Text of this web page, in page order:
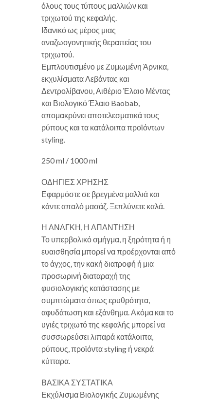
όλους τους τύπους μαλλιών και
τριχωτού της κεφαλής.
Ιδανικό ως μέρος μιας
αναζωογονητικής θεραπείας του
τριχωτού.
Εμπλουτισμένο με Ζυμωμένη Άρνικα,
εκχυλίσματα Λεβάντας και
Δεντρολίβανου, Αιθέριο Έλαιο Μέντας
και Βιολογικό Έλαιο Baobab,
απομακρύνει αποτελεσματικά τους
ρύπους και τα κατάλοιπα προϊόντων
styling.
250 ml / 1000 ml
ΟΔΗΓΙΕΣ ΧΡΗΣΗΣ
Εφαρμόστε σε βρεγμένα μαλλιά και
κάντε απαλό μασάζ. Ξεπλύνετε καλά.
Η ΑΝΑΓΚΗ, Η ΑΠΑΝΤΗΣΗ
Το υπερβολικό σμήγμα, η ξηρότητα ή η
ευαισθησία μπορεί να προέρχονται από
το άγχος, την κακή διατροφή ή μια
προσωρινή διαταραχή της
φυσιολογικής κατάστασης με
συμπτώματα όπως ερυθρότητα,
αφυδάτωση και εξάνθημα. Ακόμα και το
υγιές τριχωτό της κεφαλής μπορεί να
συσσωρεύσει λιπαρά κατάλοιπα,
ρύπους, προϊόντα styling ή νεκρά
κύτταρα.
ΒΑΣΙΚΑ ΣΥΣΤΑΤΙΚΑ
Εκχύλισμα Βιολογικής Ζυμωμένης